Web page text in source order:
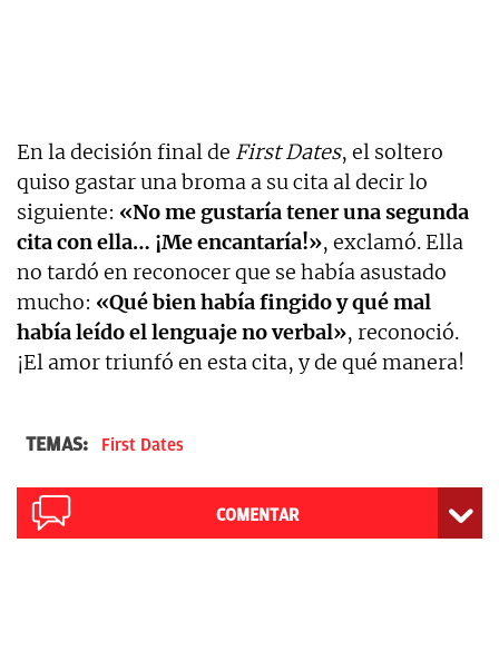
En la decisión final de First Dates, el soltero
quiso gastar una broma a su cita al decir lo
siguiente: «No me gustaría tener una segunda
cita con ella… ¡Me encantaría!», exclamó. Ella
no tardó en reconocer que se había asustado
mucho: «Qué bien había fingido y qué mal
había leído el lenguaje no verbal», reconoció.
¡El amor triunfó en esta cita, y de qué manera!
TEMAS: First Dates
COMENTAR